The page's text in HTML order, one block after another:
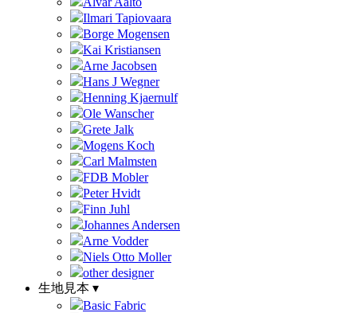
Ilmari Tapiovaara
Borge Mogensen
Kai Kristiansen
Arne Jacobsen
Hans J Wegner
Henning Kjaernulf
Ole Wanscher
Grete Jalk
Mogens Koch
Carl Malmsten
FDB Mobler
Peter Hvidt
Finn Juhl
Johannes Andersen
Arne Vodder
Niels Otto Moller
other designer
生地見本 ▾
Basic Fabric